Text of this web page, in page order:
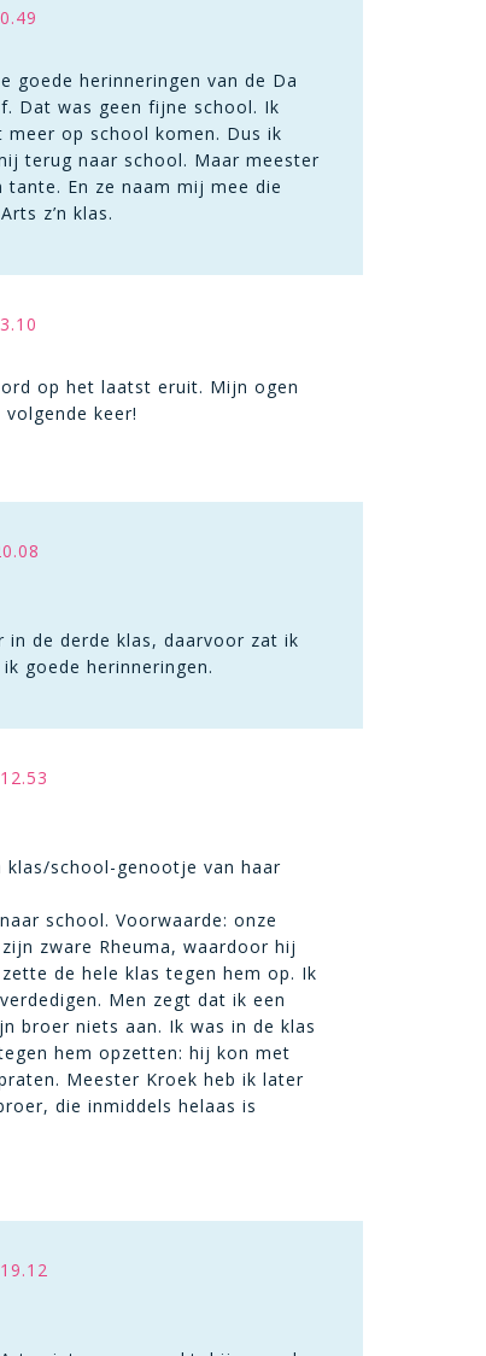
goede herinneringen van de Da
Dat was geen fijne school. Ik
op school komen. Dus ik
terug naar school. Maar meester
En ze naam mij mee die
z’n klas.
op het laatst eruit. Mijn ogen
keer!
in de derde klas, daarvoor zat ik
goede herinneringen.
school-genootje van haar
school. Voorwaarde: onze
zware Rheuma, waardoor hij
de hele klas tegen hem op. Ik
Men zegt dat ik een
broer niets aan. Ik was in de klas
hem opzetten: hij kon met
Meester Kroek heb ik later
die inmiddels helaas is